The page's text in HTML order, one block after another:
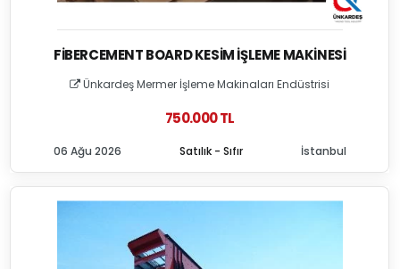
FIBERCEMENT BOARD KESIM İŞLEME MAKINESI
Ünkardeş Mermer İşleme Makinaları Endüstrisi
750.000 TL
Satılık - Sıfır
06 Ağu 2026 İstanbul